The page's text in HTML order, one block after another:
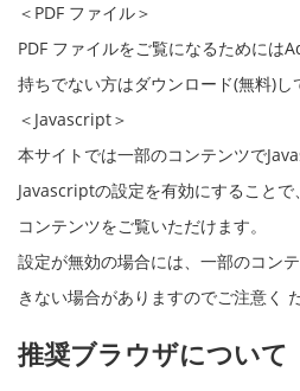
＜PDF ファイル＞
PDF ファイルをご覧になるためには
持ちでない方はダウンロード(無料)し
＜Javascript＞
本サイトでは一部のコンテンツで
Javascriptの設定を有効にすること
コンテンツをご覧いただけます。
設定が無効の場合には、一部のコン
きない場合がありますのでご注意く
推奨ブラウザについて